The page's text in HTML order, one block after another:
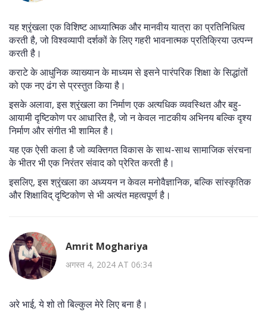
यह श्रृंखला एक विशिष्ट आध्यात्मिक और मानवीय यात्रा का प्रतिनिधित्व
करती है, जो विश्वव्यापी दर्शकों के लिए गहरी भावनात्मक प्रतिक्रिया उत्पन्न
करती है।
कराटे के आधुनिक व्याख्यान के माध्यम से इसने पारंपरिक शिक्षा के सिद्धांतों
को एक नए ढंग से प्रस्तुत किया है।
इसके अलावा, इस श्रृंखला का निर्माण एक अत्यधिक व्यवस्थित और बहु-
आयामी दृष्टिकोण पर आधारित है, जो न केवल नाटकीय अभिनय बल्कि दृश्य
निर्माण और संगीत भी शामिल है।
यह एक ऐसी कला है जो व्यक्तिगत विकास के साथ-साथ सामाजिक संरचना
के भीतर भी एक निरंतर संवाद को प्रेरित करती है।
इसलिए, इस श्रृंखला का अध्ययन न केवल मनोवैज्ञानिक, बल्कि सांस्कृतिक
और शिक्षाविद् दृष्टिकोण से भी अत्यंत महत्वपूर्ण है।
Amrit Moghariya
अगस्त 4, 2024 AT 06:34
अरे भाई, ये शो तो बिल्कुल मेरे लिए बना है।